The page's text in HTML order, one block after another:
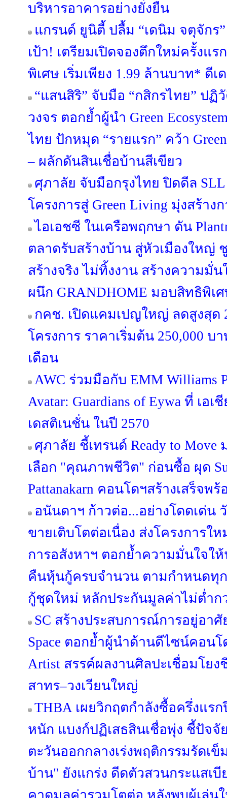
บริหารอาคารอย่างยั่งยืน
แกรนด์ ยูนิตี้ ปลื้ม “เดนิม จตุจักร
เป้า! เตรียมเปิดจองตึกใหม่ครั้งแ
พิเศษ เริ่มเพียง 1.99 ล้านบาท* ดีเ
“แสนสิริ” จับมือ “กสิกรไทย” ปฏิ
วงจร ตอกย้ำผู้นำ Green
ไทย ปักหมุด “รายแรก” คว้า
– ผลักดันสินเชื่อบ้านสีเขียว
ศุภาลัย จับมือกรุงไทย ปิดดีล
โครงการสู่ Green Living มุ่งสร้าง
ไอเอชซี ในเครือพฤกษา ดัน
ตลาดรับสร้างบ้าน สู่หัวเมืองใหญ่
สร้างจริง ไม่ทิ้งงาน สร้างความมั่
ผนึก GRANDHOME มอบสิทธิพิเ
กคช. เปิดแคมเปญใหญ่ ลดสูงสุด
โครงการ ราคาเริ่มต้น 250,000 บ
เดือน
AWC ร่วมมือกับ EMM Williams
Avatar: Guardians of Eywa ที่ เอ
เดสติเนชั่น ในปี 2570
ศุภาลัย ชี้เทรนด์ Ready to
เลือก "คุณภาพชีวิต" ก่อนซื้อ ผุด
Pattanakarn คอนโดฯสร้างเสร็จพ
อนันดาฯ ก้าวต่อ...อย่างโดดเด่น
ขายเติบโตต่อเนื่อง ส่งโครงการใ
การอสังหาฯ ตอกย้ำความมั่นใจใ
คืนหุ้นกู้ครบจำนวน ตามกำหนดทุ
กู้ชุดใหม่ หลักประกันมูลค่าไม่ต่ำก
SC สร้างประสบการณ์การอยู่อา
Space ตอกย้ำผู้นำด้านดีไซน์คอนโ
Artist สรรค์ผลงานศิลปะเชื่อมโยง
สาทร–วงเวียนใหญ่
THBA เผยวิกฤตกำลังซื้อครึ่งแร
หนัก แบงก์ปฏิเสธสินเชื่อพุ่ง ชี้ปัจจั
ตะวันออกกลางเร่งพฤติกรรมรัดเ
บ้าน" ยังแกร่ง ดีดตัวสวนกระแสเ
คาดมูลค่ารวมโตต่อ หลังพบผู้เล่น